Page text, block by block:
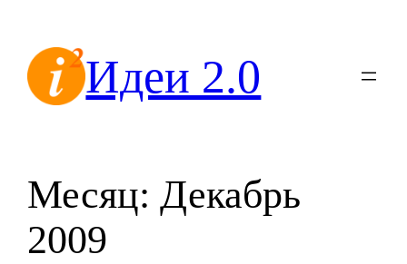
содержимомуИдеи 2.0
Месяц:Декабрь
2009